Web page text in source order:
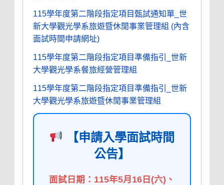
115學年度第二階段指定項目甄試通知單_世
新大學觀光學系旅遊暨休閒事業管理組 (內含
面試時間申請網址)
115學年度第二階段指定項目準備指引_世新
大學觀光學系餐旅經營管理組
115學年度第二階段指定項目準備指引_世新
大學觀光學系旅遊暨休閒事業管理組
【申請入學面試時間
公告】
面試日期：115年5月16日(六)、